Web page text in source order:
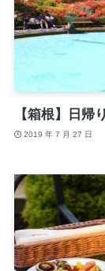
【箱根】日帰
2019 年 7 月 27 日